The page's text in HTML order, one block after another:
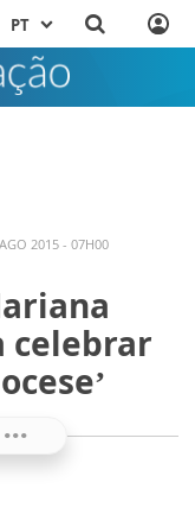
PT
2015 - 07H00
celebrar